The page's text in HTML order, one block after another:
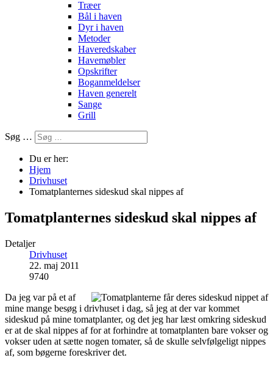
Træer
Bål i haven
Dyr i haven
Metoder
Haveredskaber
Havemøbler
Opskrifter
Boganmeldelser
Haven generelt
Sange
Grill
Søg …
Du er her:
Hjem
Drivhuset
Tomatplanternes sideskud skal nippes af
Tomatplanternes sideskud skal nippes af
Detaljer
Drivhuset
22. maj 2011
9740
Da jeg var på et af
mine mange besøg i drivhuset i dag, så jeg at der var kommet
sideskud på mine tomatplanter, og det jeg har læst omkring sideskud
er at de skal nippes af for at forhindre at tomatplanten bare vokser og
vokser uden at sætte nogen tomater, så de skulle selvfølgeligt nippes
af, som bøgerne foreskriver det.